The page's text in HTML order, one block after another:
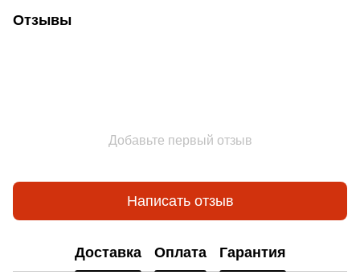
Отзывы
Добавьте первый отзыв
Написать отзыв
Доставка Оплата Гарантия